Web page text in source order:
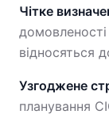
Чітке
відносяться
Узгоджене
планування